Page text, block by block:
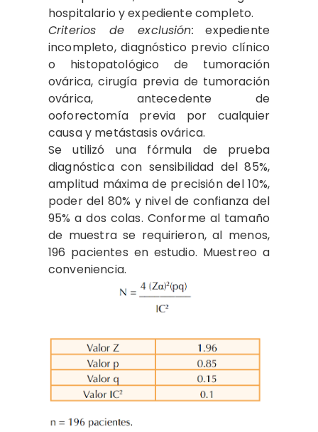
hospitalario y expediente completo.
Criterios de exclusión:
expediente
incompleto, diagnóstico previo clínico
o histopatológico de tumoración
ovárica, cirugía previa de tumoración
ovárica, antecedente de
ooforectomía previa por cualquier
causa y metástasis ovárica.
Se utilizó una fórmula de prueba
diagnóstica con sensibilidad del 85%,
amplitud máxima de precisión del 10%,
poder del 80% y nivel de confianza del
95% a dos colas. Conforme al tamaño
de muestra se requirieron, al menos,
196 pacientes en estudio. Muestreo a
conveniencia.